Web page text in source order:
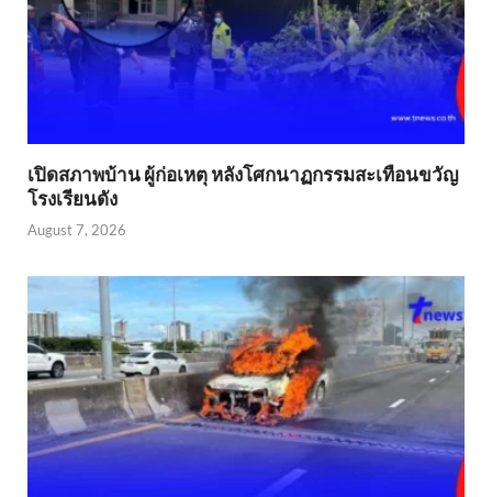
เปิดสภาพบ้าน ผู้ก่อเหตุ หลังโศกนาฏกรรมสะเทือนขวัญ
โรงเรียนดัง
August 7, 2026